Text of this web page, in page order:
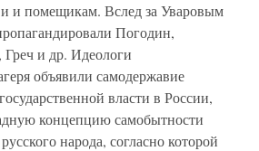
и помещикам. Вслед за Уваровым
Погодин,
и др. Идеологи
объявили самодержавие
власти в России,
концепцию самобытности
народа, согласно которой